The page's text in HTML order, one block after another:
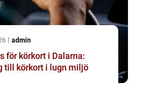
admin
för körkort i Dalarna:
till körkort i lugn miljö